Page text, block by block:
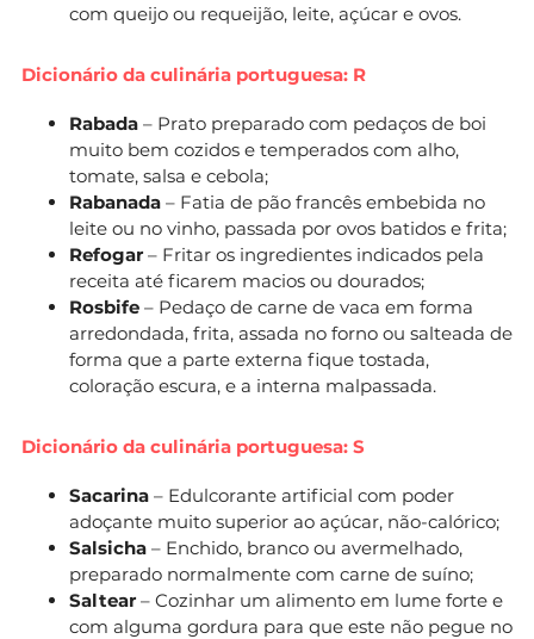
com queijo ou requeijão, leite, açúcar e ovos.
Dicionário da culinária portuguesa: R
Rabada – Prato preparado com pedaços de boi
muito bem cozidos e temperados com alho,
tomate, salsa e cebola;
Rabanada – Fatia de pão francês embebida no
leite ou no vinho, passada por ovos batidos e frita;
Refogar – Fritar os ingredientes indicados pela
receita até ficarem macios ou dourados;
Rosbife – Pedaço de carne de vaca em forma
arredondada, frita, assada no forno ou salteada de
forma que a parte externa fique tostada,
coloração escura, e a interna malpassada.
Dicionário da culinária portuguesa: S
Sacarina – Edulcorante artificial com poder
adoçante muito superior ao açúcar, não-calórico;
Salsicha – Enchido, branco ou avermelhado,
preparado normalmente com carne de suíno;
Saltear – Cozinhar um alimento em lume forte e
com alguma gordura para que este não pegue no